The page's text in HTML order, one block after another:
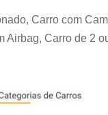
Carro com
Airbag, Carro de 2